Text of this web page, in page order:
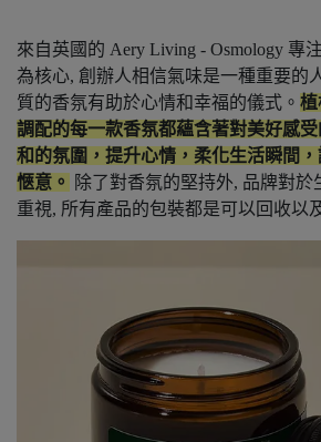
來自英國的 Aery Living - Osmology 專
為核心, 創辦人相信氣味是一種重要的
質的香氛有助於心情和幸福的儀式。 植
調配的每一款香氛都蘊含著對美好感
和的氛圍，提升心情，柔化生活瞬間
愜意。
除了對香氛的堅持外, 品牌對於
重視, 所有產品的包裝都是可以回收以